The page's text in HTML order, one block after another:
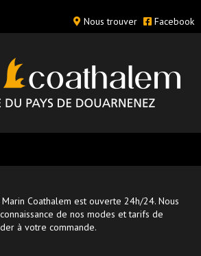
Nous trouver Facebook
Coathalem est ouverte 24h/24. Nous
de nos modes et tarifs de
à votre commande.